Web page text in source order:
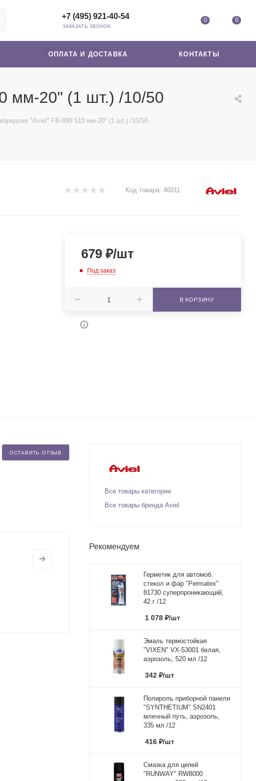
0 0
+7 (495) 921-40-54
ЗАКАЗАТЬ ЗВОНОК
ОПЛАТА И ДОСТАВКА КОНТАКТЫ
мм-20" (1 шт.) /10/50
"Aviel" FB-890 510 мм-20" (1 шт.) /10/50
Код товара: 46011
679₽/шт
Под заказ
В КОРЗИНУ
ОСТАВИТЬ ОТЗЫВ
Все товары категории
Все товары бренда Aviel
Рекомендуем
Герметик для автомоб.
стекол и фар "Permatex"
81730 суперпроникающий,
42 г /12
1 078 ₽/шт
Эмаль термостойкая
"VIXEN" VX-53001 белая,
аэрозоль, 520 мл /12
342 ₽/шт
Полироль приборной панели
"SYNTHETIUM" SN2401
млечный путь, аэрозоль,
335 мл /12
416 ₽/шт
Смазка для цепей
"RUNWAY" RW8000